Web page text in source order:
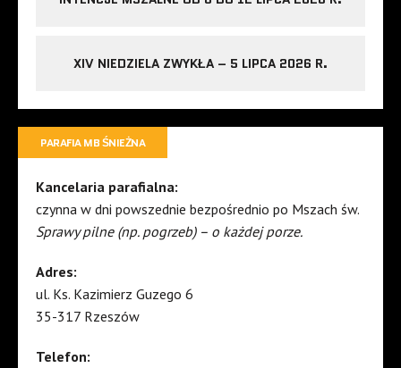
XIV NIEDZIELA ZWYKŁA – 5 LIPCA 2026 R.
PARAFIA MB ŚNIEŻNA
Kancelaria parafialna:
czynna w dni powszednie bezpośrednio po Mszach św.
Sprawy pilne (np. pogrzeb) – o każdej porze.
Adres:
ul. Ks. Kazimierz Guzego 6
35-317 Rzeszów
Telefon: